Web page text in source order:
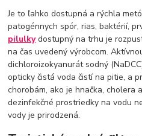
Je to ľahko dostupná a rýchla
patogénnych spór, rias, baktérií,
pilulkydostupný na trhu je
na čas uvedený výrobcom.
dichloroizokyanurát sodný
opticky čistá voda čistí na pitie, a
chorobám, ako je hnačka, cholera
dezinfekčné prostriedky na vodu
vody je prirodzená.